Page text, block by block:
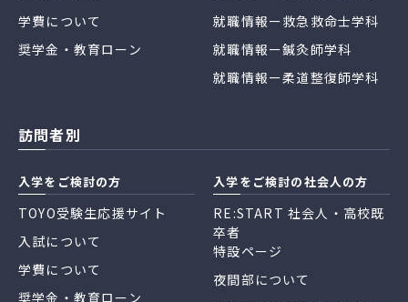
学費について
奨学金・教育ローン
就職情報ー救急救命士学科
就職情報ー鍼灸師学科
就職情報ー柔道整復師学科
訪問者別
入学をご検討の方
TOYO受験生応援サイト
入試について
学費について
奨学金・教育ローン
入学をご検討の社会人の方
RE:START 社会人・高校既
卒者
特設ページ
夜間部について